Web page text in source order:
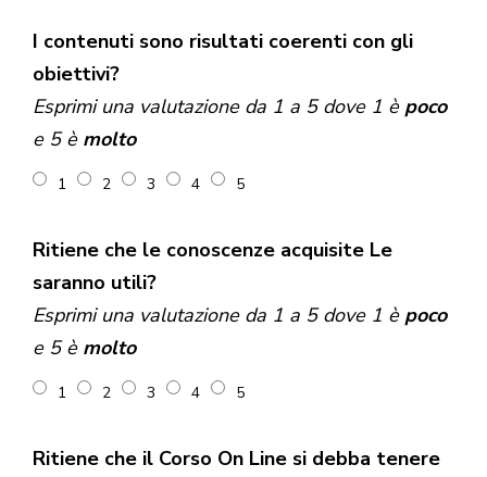
I contenuti sono risultati coerenti con gli
obiettivi?
Esprimi una valutazione da 1 a 5 dove 1 è poco
e 5 è molto
1 2 3 4 5
Ritiene che le conoscenze acquisite Le
saranno utili?
Esprimi una valutazione da 1 a 5 dove 1 è poco
e 5 è molto
1 2 3 4 5
Ritiene che il Corso On Line si debba tenere